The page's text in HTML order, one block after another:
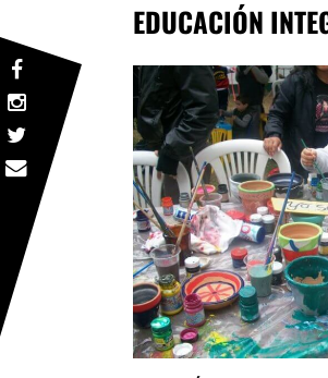
EDUCACIÓN